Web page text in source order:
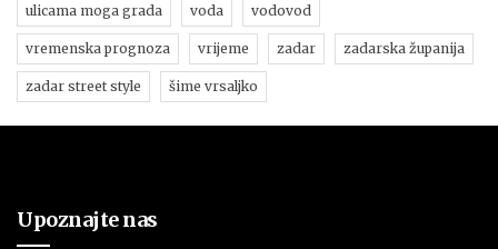
ulicama moga grada voda vodovod
vremenska prognoza vrijeme zadar zadarska županija
zadar street style šime vrsaljko
Upoznajte nas